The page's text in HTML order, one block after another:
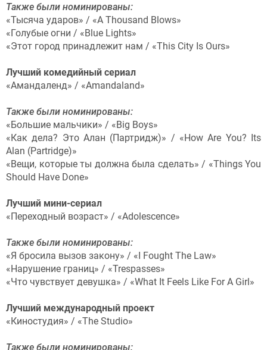
Также были номинированы:
«Тысяча ударов» / «A Thousand Blows»
«Голубые огни / «Blue Lights»
«Этот город принадлежит нам / «This City Is Ours»
Лучший комедийный сериал
«Амандаленд» / «Amandaland»
Также были номинированы:
«Большие мальчики» / «Big Boys»
«Как дела? Это Алан (Партридж)» / «How Are You? Its
Alan (Partridge)»
«Вещи, которые ты должна была сделать» / «Things You
Should Have Done»
Лучший мини-сериал
«Переходный возраст» / «Adolescence»
Также были номинированы:
«Я бросила вызов закону» / «I Fought The Law»
«Нарушение границ» / «Trespasses»
«Что чувствует девушка» / «What It Feels Like For A Girl»
Лучший международный проект
«Киностудия» / «The Studio»
Также были номинированы: